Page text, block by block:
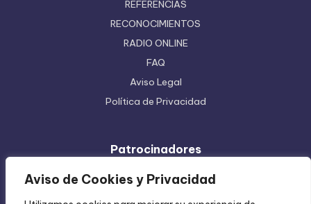
Aviso de Cookies y Privacidad
REFERENCIAS
RECONOCIMIENTOS
RADIO ONLINE
FAQ
Aviso Legal
Política de Privacidad
Patrocinadores
Ferretera Centenario de Monterrey